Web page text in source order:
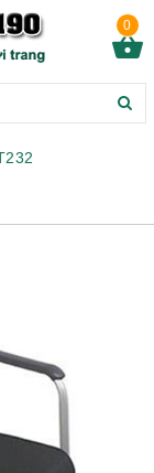
0